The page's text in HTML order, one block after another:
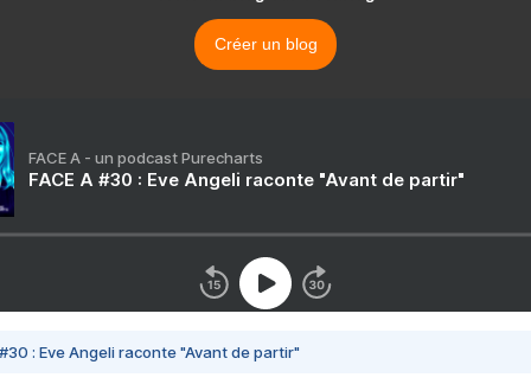
Créer un blog
FACE A - un podcast Purecharts
FACE A #30 : Eve Angeli raconte "Avant de partir"
#30 : Eve Angeli raconte "Avant de partir"